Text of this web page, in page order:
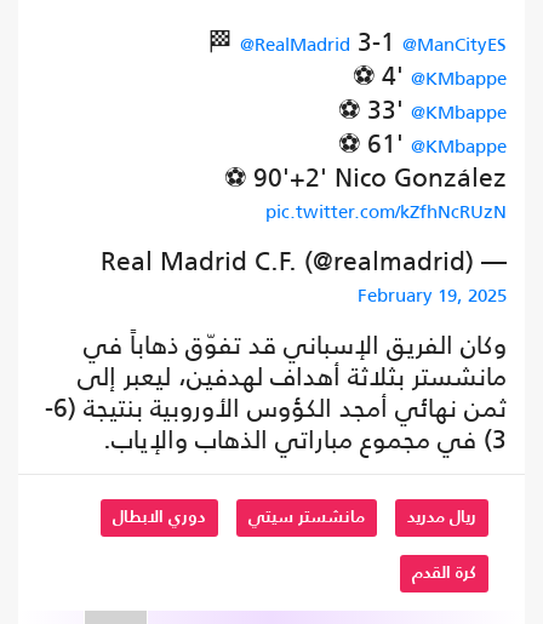
🏁 @RealMadrid 3-1 @ManCityES
⚽ 4' @KMbappe
⚽ 33' @KMbappe
⚽ 61' @KMbappe
⚽ 90'+2' Nico González
pic.twitter.com/kZfhNcRUzN
— Real Madrid C.F. (@realmadrid)
February 19, 2025
وكان الفريق الإسباني قد تفوّق ذهاباً في
مانشستر بثلاثة أهداف لهدفين، ليعبر إلى
ثمن نهائي أمجد الكؤوس الأوروبية بنتيجة (6-
3) في مجموع مباراتي الذهاب والإياب.
ريال مدريد مانشستر سيتي دوري الابطال
كرة القدم